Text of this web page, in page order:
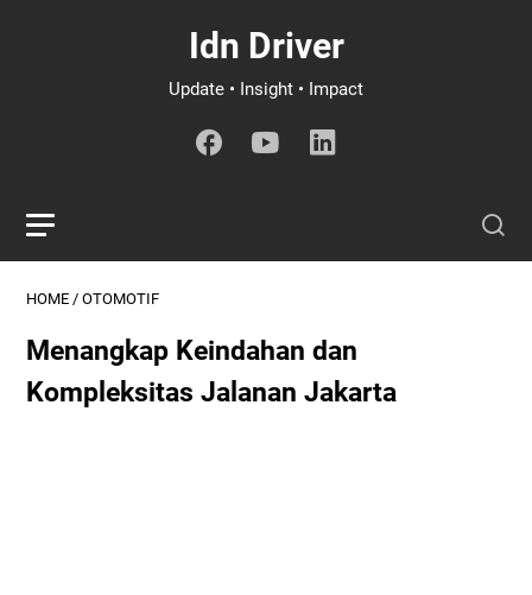
Idn Driver
Update • Insight • Impact
HOME / OTOMOTIF
Menangkap Keindahan dan
Kompleksitas Jalanan Jakarta